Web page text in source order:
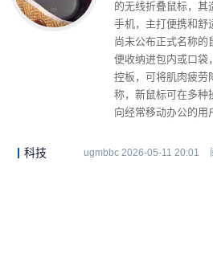
的无线折叠鼠标，其
手机，主打便携和舒
尚未公布正式名称的
便收纳进包内或口袋
控板，可将肌肉疲劳
称，新鼠标可在多种
向经常移动办公的用
科技 ugmbbc 2026-05-11 20:01